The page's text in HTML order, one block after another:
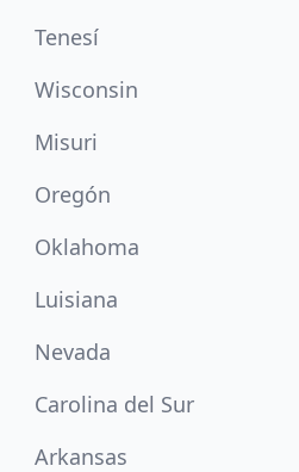
Tenesí
Wisconsin
Misuri
Oregón
Oklahoma
Luisiana
Nevada
Carolina del Sur
Arkansas